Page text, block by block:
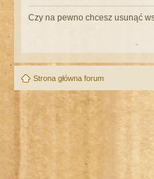
Czy na pewno chcesz usunąć
Strona główna forum